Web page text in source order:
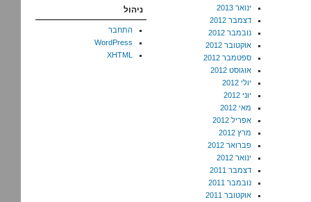
ינואר 2013
דצמבר 2012
נובמבר 2012
אוקטובר 2012
ספטמבר 2012
אוגוסט 2012
יולי 2012
יוני 2012
מאי 2012
אפריל 2012
מרץ 2012
פברואר 2012
ינואר 2012
דצמבר 2011
נובמבר 2011
אוקטובר 2011
ניהול
התחבר
WordPress
XHTML